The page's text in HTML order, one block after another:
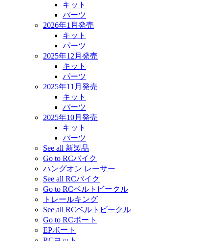
キット
パーツ
2026年1月発売
キット
パーツ
2025年12月発売
キット
パーツ
2025年11月発売
キット
パーツ
2025年10月発売
キット
パーツ
See all 新製品
Go to RCバイク
ハングオン レーサー
See all RCバイク
Go to RCベルトビークル
トレールキング
See all RCベルトビークル
Go to RCボート
EPボート